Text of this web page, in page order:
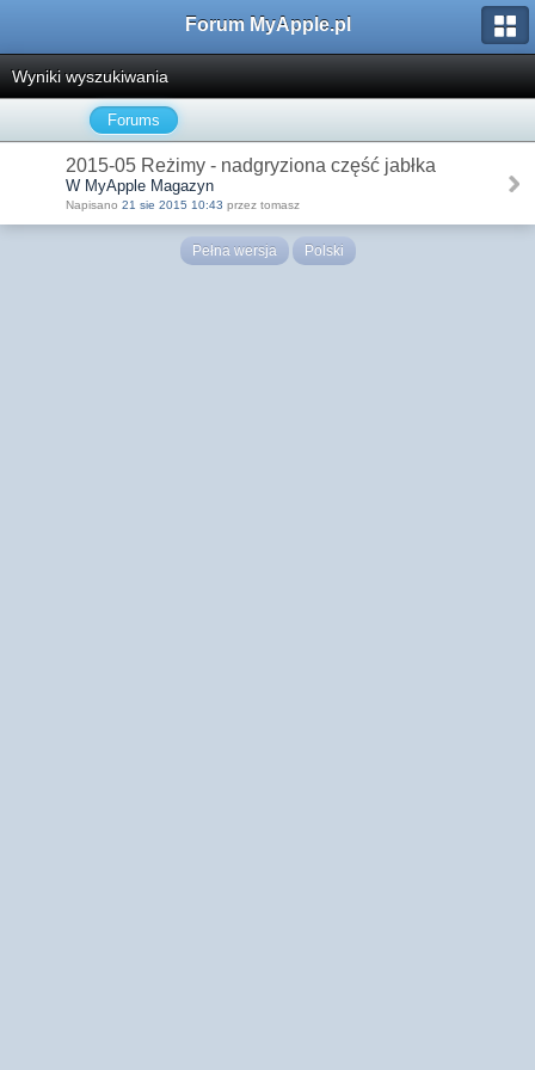
Forum MyApple.pl
Wyniki wyszukiwania
Forums
2015-05 Reżimy - nadgryziona część jabłka
W MyApple Magazyn
Napisano 21 sie 2015 10:43 przez tomasz
Pełna wersja Polski